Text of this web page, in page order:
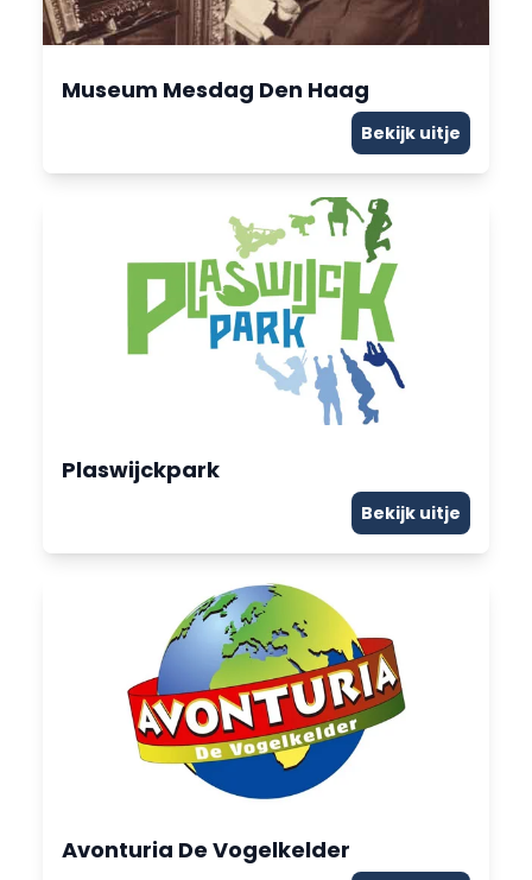
Museum Mesdag Den Haag
Bekijk uitje
Plaswijckpark
Bekijk uitje
Avonturia De Vogelkelder